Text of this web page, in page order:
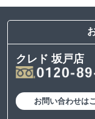
クレド 坂戸店
お問い合わせは